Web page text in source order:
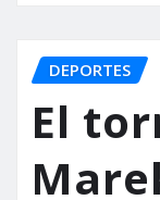
DEPORTES
El